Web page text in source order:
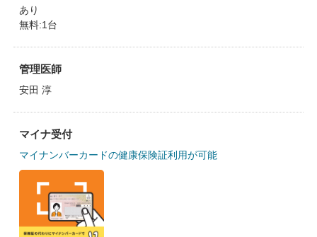
あり
無料:1台
管理医師
安田 淳
マイナ受付
マイナンバーカードの健康保険証利用が可能